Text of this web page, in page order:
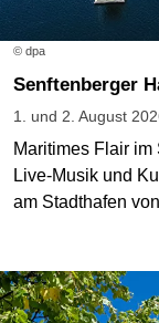
© dpa
Senftenberger
1. und 2. August
Maritimes Flair
Live-Musik und
am Stadthafen